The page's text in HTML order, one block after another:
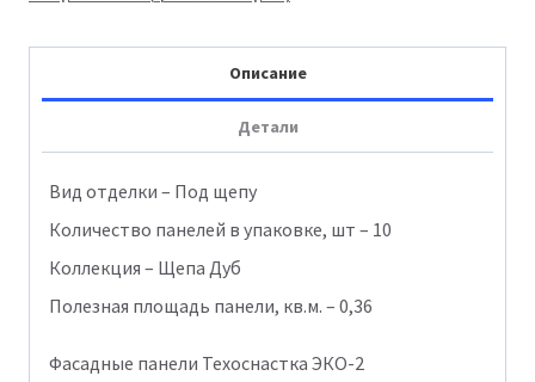
Щепа
1013-
1011
Описание
Детали
Вид отделки – Под щепу
Количество панелей в упаковке, шт – 10
Коллекция – Щепа Дуб
Полезная площадь панели, кв.м. – 0,36
Фасадные панели Техоснастка ЭКО-2